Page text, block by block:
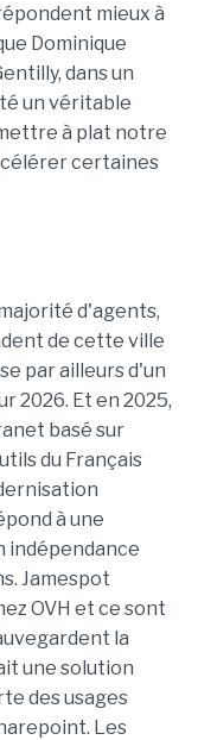
mieux à
Dominique
dans un
un véritable
à plat notre
certaines
d'agents,
de cette ville
par ailleurs d'un
2026. Et en 2025,
basé sur
du Français
à une
indépendance
Jamespot
OVH et ce sont
la
une solution
des usages
Les